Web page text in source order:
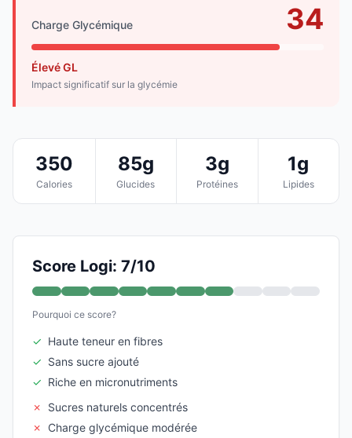
Charge Glycémique 34
Élevé GL
Impact significatif sur la glycémie
350
Calories
85g
Glucides
3g
Protéines
1g
Lipides
Score Logi: 7/10
Pourquoi ce score?
✓ Haute teneur en fibres
✓ Sans sucre ajouté
✓ Riche en micronutriments
✗
Sucres naturels concentrés
✗
Charge glycémique modérée